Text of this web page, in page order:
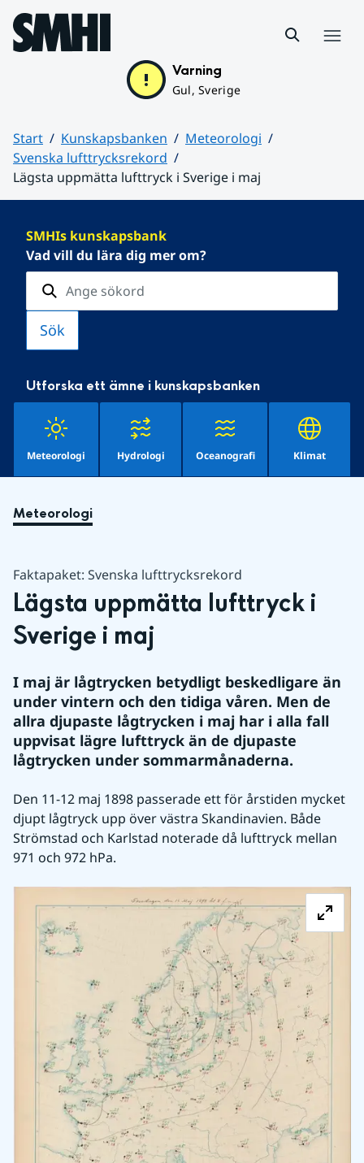
Hoppa till sidans innehåll
Varning
Gul, Sverige
Start Kunskapsbanken
Meteorologi
Svenska lufttrycksrekord
Lägsta uppmätta lufttryck i Sverige i maj
SMHIs kunskapsbank
Vad vill du lära dig mer om?
Utforska ett ämne i kunskapsbanken
Meteorologi Hydrologi Oceanografi Klimat
Meteorologi
Faktapaket: Svenska lufttrycksrekord
Lägsta uppmätta lufttryck i
Sverige i maj
I maj är lågtrycken betydligt beskedligare än
under vintern och den tidiga våren. Men de
allra djupaste lågtrycken i maj har i alla fall
uppvisat lägre lufttryck än de djupaste
lågtrycken under sommarmånaderna.
Den 11-12 maj 1898 passerade ett för årstiden mycket
djupt lågtryck upp över västra Skandinavien. Både
Strömstad och Karlstad noterade då lufttryck mellan
971 och 972 hPa.